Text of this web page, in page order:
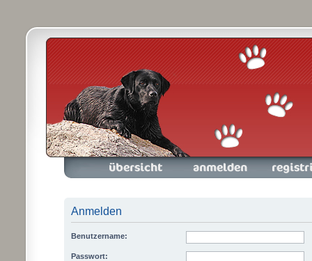
Foren-Übersicht Anmelden Registrieren
Anmelden
Benutzername:
Passwort: